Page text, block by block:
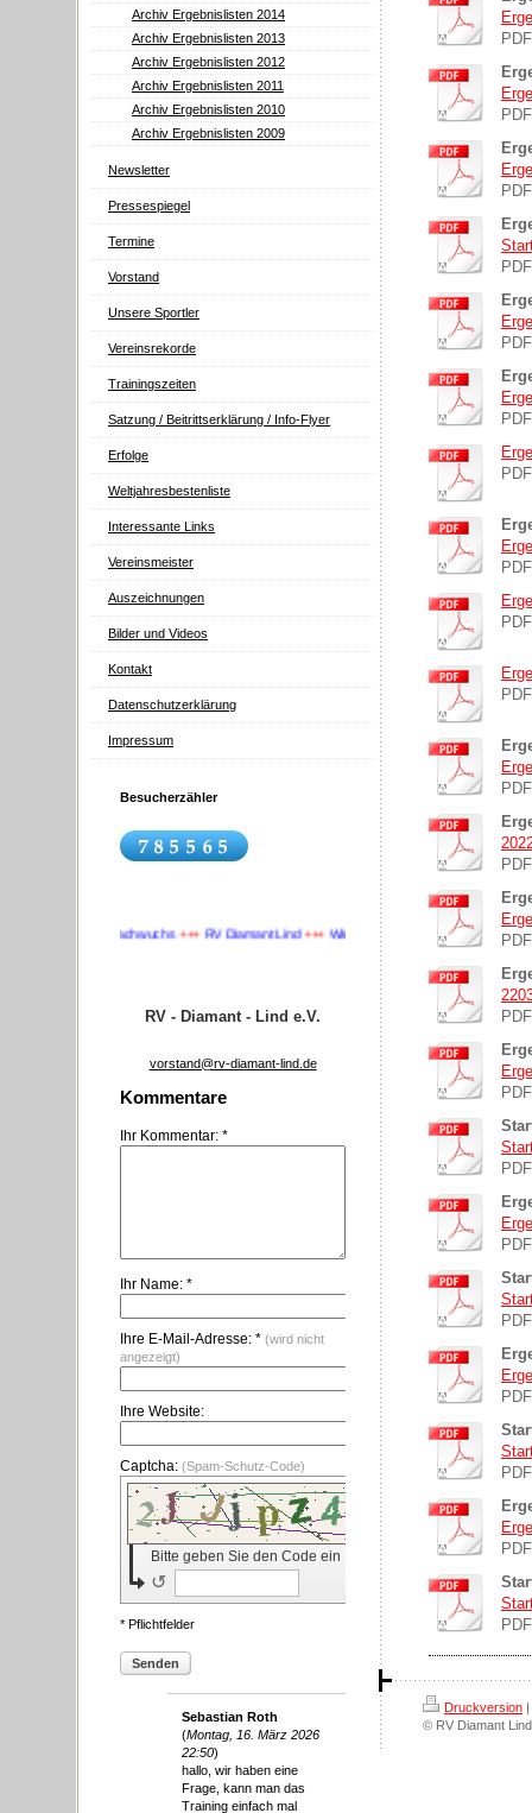
Archiv Ergebnislisten 2014
Archiv Ergebnislisten 2013
Archiv Ergebnislisten 2012
Archiv Ergebnislisten 2011
Archiv Ergebnislisten 2010
Archiv Ergebnislisten 2009
Newsletter
Pressespiegel
Termine
Vorstand
Unsere Sportler
Vereinsrekorde
Trainingszeiten
Satzung / Beitrittserklärung / Info-Flyer
Erfolge
Weltjahresbestenliste
Interessante Links
Vereinsmeister
Auszeichnungen
Bilder und Videos
Kontakt
Datenschutzerklärung
Impressum
Besucherzähler
Wir suchen Nachwuchs+++RV Diamant Lind+++Wir suchen Nachwuchs+++
RV - Diamant - Lind e.V.
vorstand@rv-diamant-lind.de
Kommentare
Ihr Kommentar: *
Ihr Name: *
Ihre E-Mail-Adresse: * (wird nicht
angezeigt)
Ihre Website:
Captcha: (Spam-Schutz-Code)
Bitte geben Sie den Code ein
↺
* Pflichtfelder
Senden
Sebastian Roth
(Montag, 16. März 2026
22:50)
hallo, wir haben eine
Frage, kann man das
Training einfach mal
Druckversion |
© RV Diamant